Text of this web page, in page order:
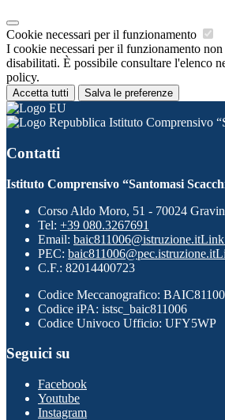
Cookie necessari per il funzionamento
I cookie necessari per il funzionamento non
disabilitati. È possibile consultare l'elenco
policy.
Accetta tutti Salva le preferenze
Istituto Comprensivo
Contatti
Istituto Comprensivo “Santomasi
Corso Aldo Moro, 51 - 70024
Tel: +39 080.3267691
Email: baic811006@istruzione.itLink
PEC: baic811006@pec.istruzione.it
C.F.: 82014400723
Codice Meccanografico:
Codice iPA: istsc_baic811006
Codice Univoco Ufficio: UFY5WP
Seguici su
Facebook
Youtube
Instagram